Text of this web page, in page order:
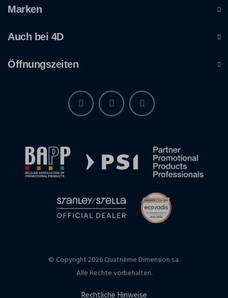
Marken
Auch bei 4D
Öffnungszeiten
© Copyright 2026 Quatrième Dimension s.a.
Alle Rechte vorbehalten.
Rechtliche Hinweise